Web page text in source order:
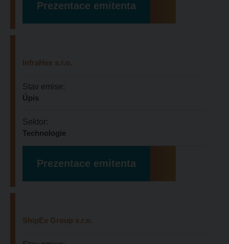
Prezentace emitenta
InfraHex s.r.o.
Stav emise:
Úpis
Sektor:
Technologie
Prezentace emitenta
ShipEx Group s.r.o.